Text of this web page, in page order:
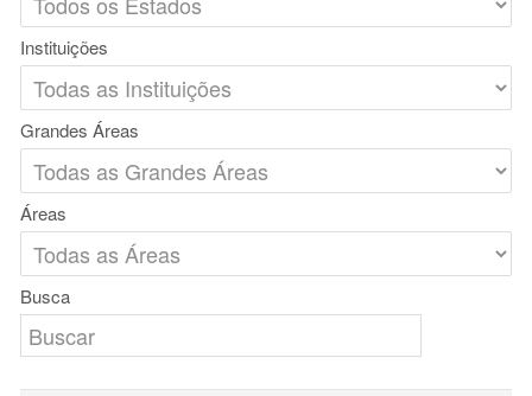
Instituições
Grandes Áreas
Áreas
Busca